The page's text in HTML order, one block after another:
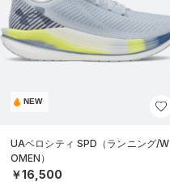
NEW
UAベロシティ SPD（ランニング/W
OMEN）
￥16,500